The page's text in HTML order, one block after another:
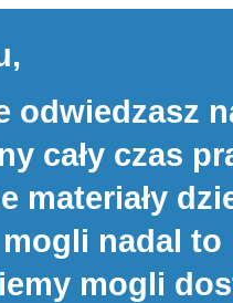
odwiedzasz
cały czas
materiały
nadal
mogli